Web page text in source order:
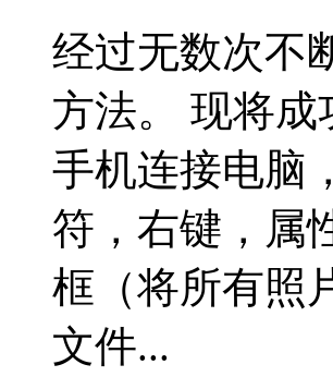
经过无数次不
方法。 现将
手机连接电脑
符，右键，属
框（将所有照
文件...